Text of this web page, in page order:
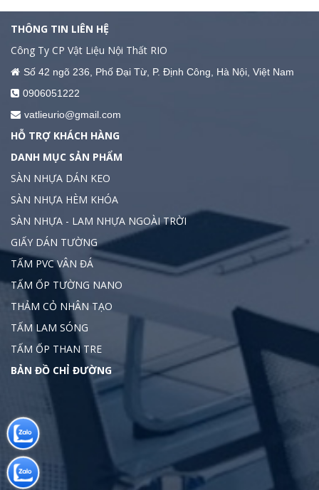
THÔNG TIN LIÊN HỆ
Công Ty CP Vật Liệu Nội Thất RIO
Số 42 ngõ 236, Phố Đại Từ, P. Định Công, Hà Nội, Việt Nam
0906051222
vatlieurio@gmail.com
HỖ TRỢ KHÁCH HÀNG
DANH MỤC SẢN PHẨM
SÀN NHỰA DÁN KEO
SÀN NHỰA HÈM KHÓA
SÀN NHỰA - LAM NHỰA NGOÀI TRỜI
GIẤY DÁN TƯỜNG
TẤM PVC VÂN ĐÁ
TẤM ỐP TƯỜNG NANO
THẢM CỎ NHÂN TẠO
TẤM LAM SÓNG
TẤM ỐP THAN TRE
BẢN ĐỒ CHỈ ĐƯỜNG